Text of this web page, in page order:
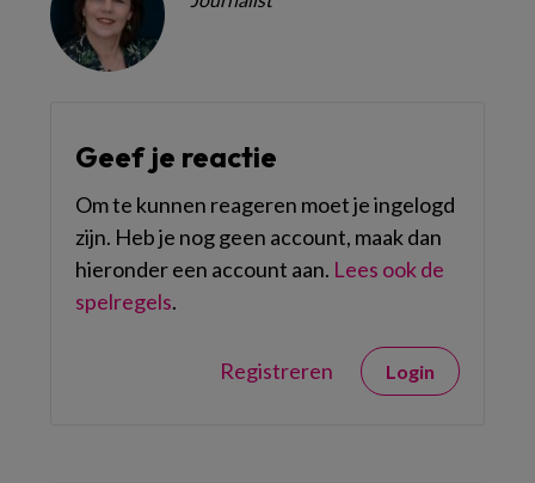
Geef je reactie
Om te kunnen reageren moet je ingelogd
zijn. Heb je nog geen account, maak dan
hieronder een account aan. Lees ook de
spelregels.
Registreren Login